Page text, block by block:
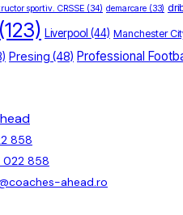
sportiv. CRSSE (34) demarcare (33)
(123) Liverpool (44) Manchester
Presing (48) Professional
858
022 858
ahead.ro